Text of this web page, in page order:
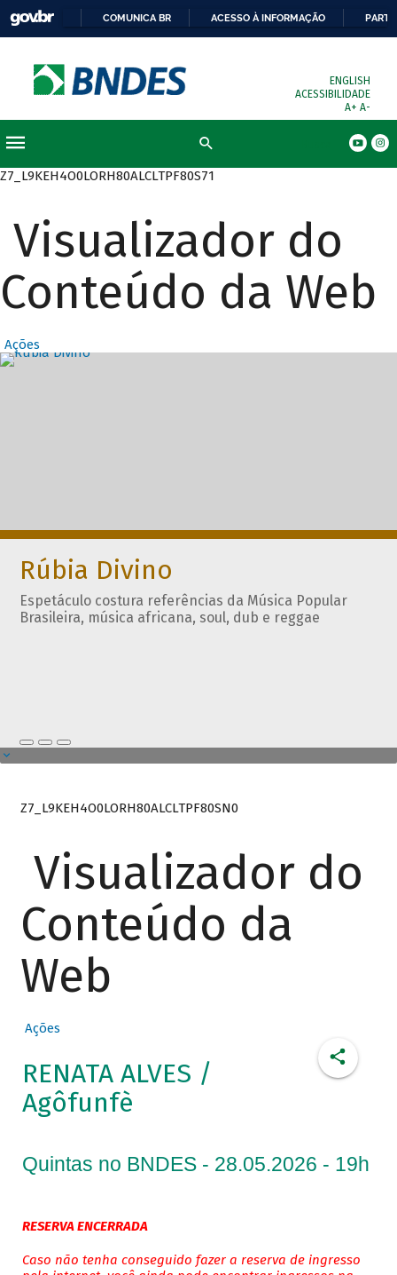
COMUNICA BR ACESSO À INFORMAÇÃO
ENGLISH
ACESSIBILIDADE
A+ A-
Z7_L9KEH4O0LORH80ALCLTPF80S71
Visualizador do
Conteúdo da Web
Ações
Destaques
Rúbia Divino
Espetáculo costura referências da Música Popular
Brasileira, música africana, soul, dub e reggae
Z7_L9KEH4O0LORH80ALCLTPF80SN0
Visualizador do
Conteúdo da
Web
Ações
RENATA ALVES /
Agôfunfè
Quintas no BNDES - 28.05.2026 - 19h
RESERVA ENCERRADA
Caso não tenha conseguido fazer a reserva de ingresso